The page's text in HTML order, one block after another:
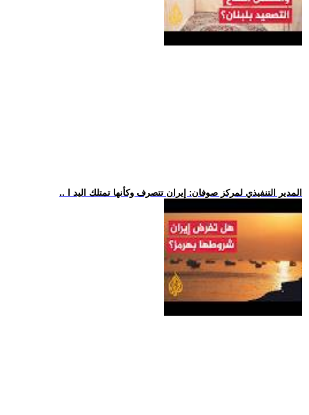
.. المدير التنفيذي لمركز صوفان: إيران تتصرف وكأنها تمتلك اليد ا